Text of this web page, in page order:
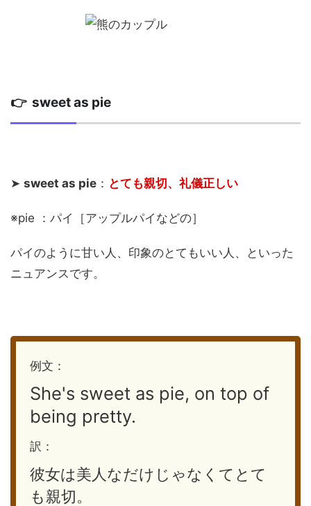
👉 sweet as pie
➤ sweet as pie ： とても親切、礼儀正しい
※pie ：パイ［アップルパイなどの］
パイのように甘い人、印象のとてもいい人、といった
ニュアンスです。
例文：
She's sweet as pie, on top of
being pretty.
訳：
彼女は美人なだけじゃなくてとて
も親切。